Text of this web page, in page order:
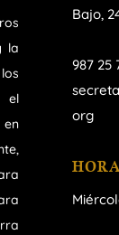
la
el
Bajo,
987 25
org